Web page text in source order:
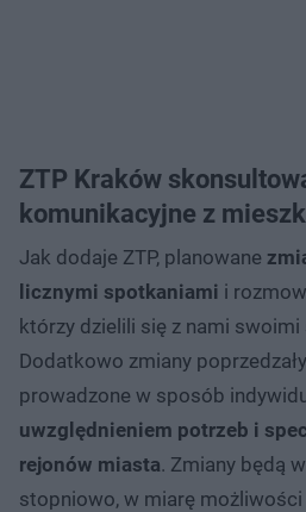
ZTP Kraków
komunikacyjne z
Jak dodaje ZTP, planowane
licznymi spotkaniami i
którzy dzielili się z nami
Dodatkowo zmiany
prowadzone w sposób
uwzględnieniem potrzeb i
rejonów miasta. Zmiany będą
stopniowo, w miarę